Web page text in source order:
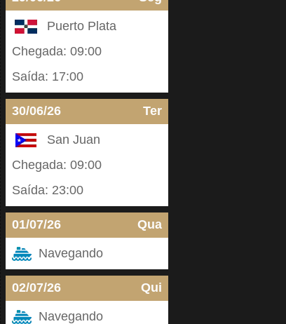
Puerto Plata
Chegada: 09:00
Saída: 17:00
30/06/26 Ter
San Juan
Chegada: 09:00
Saída: 23:00
01/07/26 Qua
Navegando
02/07/26 Qui
Navegando